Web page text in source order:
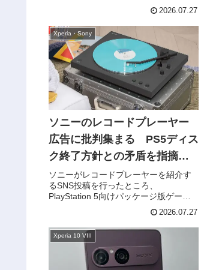
ています。サービス終了までは約1年残
されているものの、...
2026.07.27
Xperia・Sony
ソニーのレコードプレーヤー
広告に批判集まる PS5ディス
ク終了方針との矛盾を指摘す
る声
ソニーがレコードプレーヤーを紹介す
るSNS投稿を行ったところ、
PlayStation 5向けパッケージ版ゲーム
の将来的な縮小方針に反発するユーザ
ーから批判の声が相次いでいます。批
判の中心となっているのは、「アナロ
グレコードという物理メディア...
2026.07.27
Xperia 10 VIII